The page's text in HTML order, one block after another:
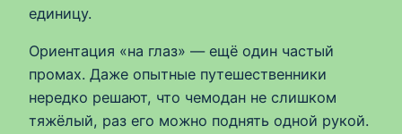
единицу.
Ориентация «на глаз» — ещё один частый
промах. Даже опытные путешественники
нередко решают, что чемодан не слишком
тяжёлый, раз его можно поднять одной рукой.